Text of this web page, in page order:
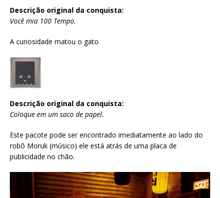
Descrição original da conquista:
Você mia 100 Tempo.
A curiosidade matou o gato
Descrição original da conquista:
Coloque em um saco de papel.
Este pacote pode ser encontrado imediatamente ao lado do
robô Moruk (músico) ele está atrás de uma placa de
publicidade no chão.